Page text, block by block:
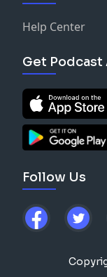
Help Center
Get Podcast
Follow Us